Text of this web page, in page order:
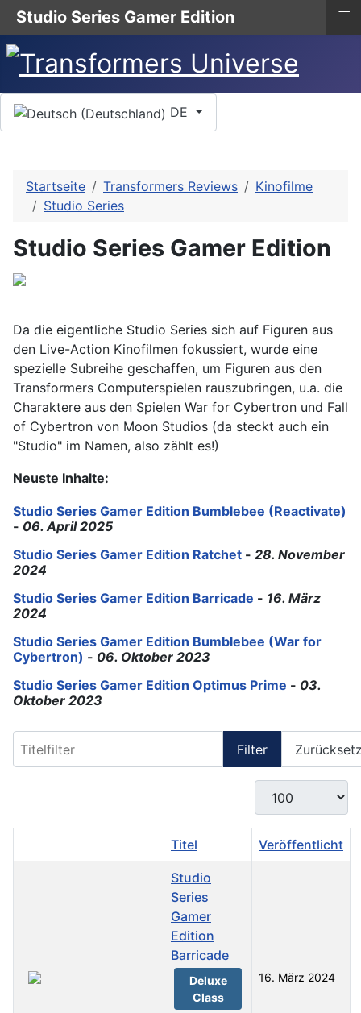
Sprache auswählen
DE
Startseite Transformers Reviews
Kinofilme
Studio Series
Studio Series Gamer Edition
Da die eigentliche Studio Series sich auf Figuren aus
den Live-Action Kinofilmen fokussiert, wurde eine
spezielle Subreihe geschaffen, um Figuren aus den
Transformers Computerspielen rauszubringen, u.a. die
Charaktere aus den Spielen War for Cybertron und Fall
of Cybertron von Moon Studios (da steckt auch ein
"Studio" im Namen, also zählt es!)
Neuste Inhalte:
Studio Series Gamer Edition Bumblebee (Reactivate)
- 06. April 2025
Studio Series Gamer Edition Ratchet - 28. November
2024
Studio Series Gamer Edition Barricade - 16. März
2024
Studio Series Gamer Edition Bumblebee (War for
Cybertron) - 06. Oktober 2023
Studio Series Gamer Edition Optimus Prime - 03.
Oktober 2023
Filter
Anzeige #
Titel Veröffentlicht
Studio
Series
Gamer
Edition
Barricade
Deluxe
Class
16. März 2024
Studio Series Gamer Edition ≡